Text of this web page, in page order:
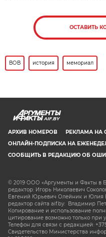
ОСТАВИТЬ
ВОВ история мемориал
AIF.BY
АРХИВ НОМЕРОВ РЕКЛАМА НА
ОНЛАЙН-ПОДПИСКА НА
СООБЩИТЬ В РЕДАКЦИЮ ОБ
© 2019 ООО «Аргументы и Факты в
редактор: Игорь Николаевич
Евгений Юрьевич Олейник и Юлия
редактор сайта aif.by: Владимир
Копирование и использование
цитирование возможно только при
Телефон для связи с редакцией:
Свидетельство Министерства